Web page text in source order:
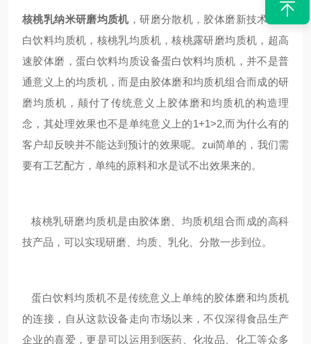
核桃乳纳米研磨均质机，研磨分散机，胶体磨新技术，蛋
白饮料均质机，核桃乳均质机，核桃露研磨均质机，超高
速胶体磨，蛋白饮料均质设备蛋白饮料均质机，并不是普
通意义上的均质机，而是由胶体磨和均质机组合而成的研
磨均质机，颠付了传统意义上胶体磨和均质机的构造理
念，其处理效果也不是单纯意义上的1+1>2,而为什么有的
客户却反映并不能达到预计的效果呢。zui简单的，我们需
要有工艺配方，单纯的原料和水是试不出效果来的。
核桃乳研磨均质机是由胶体磨、均质机组合而成的高科
技产品，可以实现研磨、均质、乳化、分散一步到位。
蛋白饮料均质机不是传统意义上单纯的胶体磨和均质机
的连接，自从这款设备走向市场以来，不仅深得食品生产
企业的喜爱，更是可以运用到医药、化妆品、化工等众多